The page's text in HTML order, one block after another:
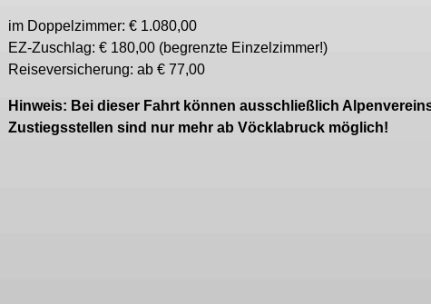
im Doppelzimmer: € 1.080,00
EZ-Zuschlag: € 180,00 (begrenzte Einzelzimmer!)
Reiseversicherung: ab € 77,00
Hinweis: Bei dieser Fahrt können ausschließlich
Zustiegsstellen sind nur mehr ab Vöcklabruck möglich!